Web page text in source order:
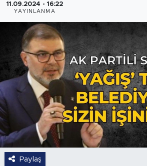
11.09.2024 - 16:22
YAYINLANMA
Paylaş